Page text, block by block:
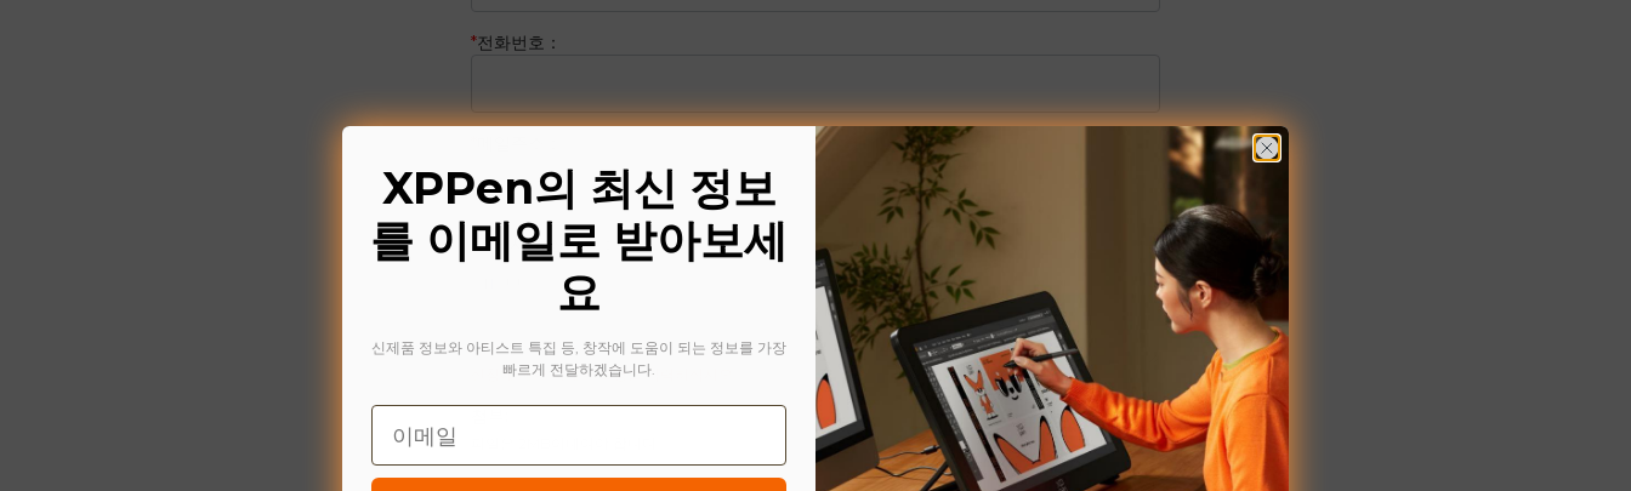
*전화번호 ：
구매 시 요청사항
신청에 대한 자세한 설명을 입력하십시오
XPPen의 최신 정보
를 이메일로 받아보세
요
신제품 정보와 아티스트 특집 등, 창작에 도움이 되는 정보를 가장
빠르게 전달하겠습니다.
Email